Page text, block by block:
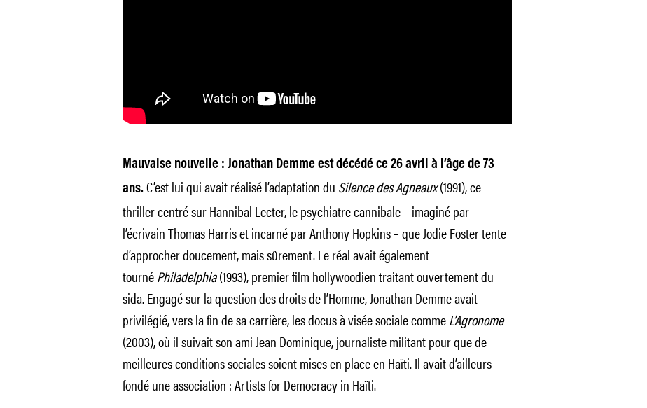
Mauvaise nouvelle : Jonathan Demme est décédé ce 26 avril à l’âge de 73
ans. C’est lui qui avait réalisé l’adaptation du Silence des Agneaux(1991), ce
thriller centré sur Hannibal Lecter, le psychiatre cannibale – imaginé par
l’écrivain Thomas Harris et incarné par Anthony Hopkins – que Jodie Foster tente
d’approcher doucement, mais sûrement. Le réal avait également
tournéPhiladelphia(1993), premier film hollywoodien traitant ouvertement du
sida. Engagé sur la question des droits de l’Homme, Jonathan Demme avait
privilégié, vers la fin de sa carrière, les docus à visée sociale commeL’Agronome
(2003), où il suivait son ami Jean Dominique, journaliste militant pour que de
meilleures conditions sociales soient mises en place en Haïti. Il avait d’ailleurs
fondé une association : Artists for Democracy in Haïti.